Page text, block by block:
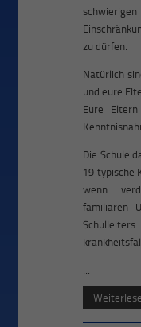
zu dürfen.
Natürlich
und eure
Eure
Die Schule
19 typische
wenn
familiären
...